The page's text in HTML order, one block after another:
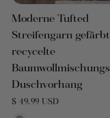
Moderne Tufted
Streifengarn gefärbt
recycelte
Baumwollmischungs
Duschvorhang
$ 49.99 USD